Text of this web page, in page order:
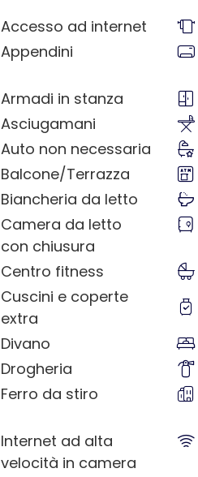
Accesso ad internet
Appendini
Armadi in stanza
Asciugamani
Auto non necessaria
Balcone/Terrazza
Biancheria da letto
Camera da letto
con chiusura
Centro fitness
Cuscini e coperte
extra
Divano
Drogheria
Ferro da stiro
Internet ad alta
velocità in camera